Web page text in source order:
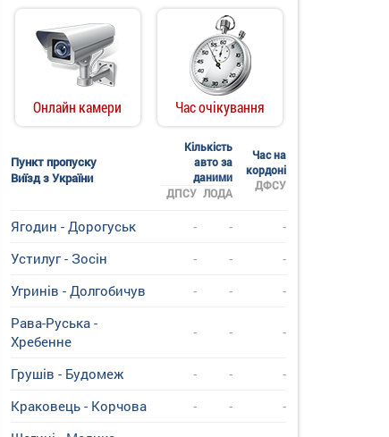
Онлайн камери Час очікування
Пункт пропуску
Виїзд з України
Кількість
авто за
даними
Час на
кордоні
ДФСУ
ДПСУ ЛОДА
Ягодин - Дорогуськ - -
-
Устилуг - Зосін
- -
-
Угринiв - Долгобичув
- -
-
Рава-Руська -
Хребенне
- - -
Грушів - Будомеж - -
-
Краковець - Корчова
- -
-